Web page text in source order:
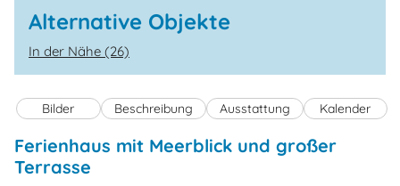
Alternative Objekte
In der Nähe (26)
Bilder Beschreibung Ausstattung Kalender
Ferienhaus mit Meerblick und großer
Terrasse